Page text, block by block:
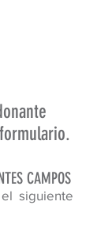
CAMPOS
siguiente